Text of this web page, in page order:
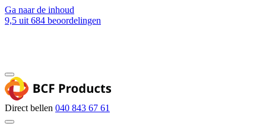
Ga naar de inhoud
9,5 uit 684 beoordelingen
Direct bellen 040 843 67 61